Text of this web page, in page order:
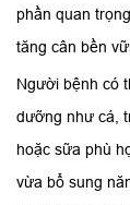
phần quan
tăng cân bền
Người bệnh có
dưỡng như cá,
hoặc sữa phù
vừa bổ sung